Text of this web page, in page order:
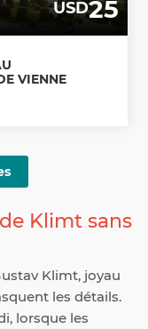
USD25
VIENNE
Klimt sans
Klimt, joyau
les détails.
lorsque les